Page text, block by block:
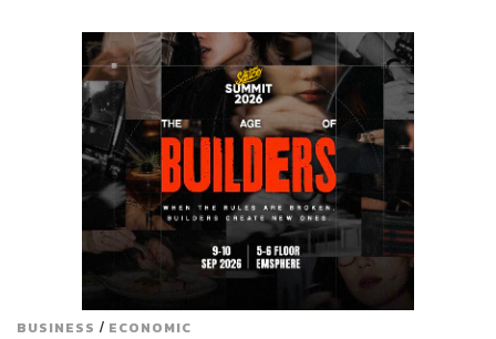
BUSINESS / ECONOMIC